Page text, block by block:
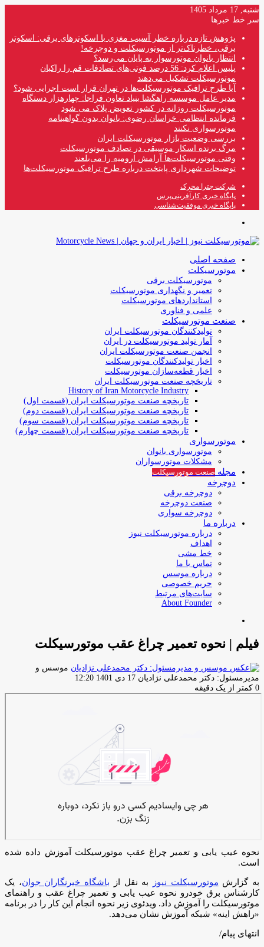
شنبه, 17 مرداد 1405
سر خط خبرها
پژوهش تازه درباره خطر آسیب مغزی با اسکوترهای برقی: اسکوتر
برقی، خطرناک‌تر از موتورسیکلت و دوچرخه!
انتظار بانوان موتورسوار به پایان می‌رسد؟
پلیس اعلام کرد: 56 درصد فوتی‌های تصادفات قم را راکبان
موتورسیکلت تشکیل می‌دهند
آیا طرح ترافیک موتورسیکلت‌ها در تهران قرار است اجرایی شود؟
مدیر عامل موسسه راهگشا بنیاد تعاون فراجا: چهارهزار دستگاه
موتورسیکلت روزانه در کشور تعویض پلاک می شود
فرمانده انتظامی خراسان رضوی: بانوان بدون گواهینامه
موتورسواری نکنند
بررسی وضعیت بازار موتورسیکلت ایران
مرگ برنده اسکار موسیقی در تصادف موتورسیکلت
وقتی موتورسیکلت‌ها آرامش ارومیه را می‌بلعند
توضیحات شهرداری پایتخت درباره طرح ترافیک موتورسیکلت‌ها
شرکت چترا محرک
پایگاه خبری کارآفرینی‌پرس
پایگاه خبری موفقیت‌شناسی
صفحه اصلی
موتورسیکلت
موتورسیکلت برقی
تعمیر و نگهداری موتورسیکلت
استانداردهای موتورسیکلت
علمی و فناوری
صنعت موتورسیکلت
تولیدکنندگان موتورسیکلت ایران
آمار تولید موتورسیکلت در ایران
انجمن صنعت موتورسیکلت ایران
اخبار تولیدکنندگان موتورسیکلت
اخبار قطعه‌سازان موتورسیکلت
تاریخچه صنعت موتورسیکلت ایران
History of Iran Motorcycle Industry
تاریخچه صنعت موتورسیکلت ایران (قسمت اول)
تاریخچه صنعت موتورسیکلت ایران (قسمت دوم)
تاریخچه صنعت موتورسیکلت ایران (قسمت سوم)
تاریخچه صنعت موتورسیکلت ایران (قسمت چهارم)
موتورسواری
موتورسواری بانوان
مشکلات موتورسواران
مجله صنعت موتورسیکلت
دوچرخه
دوچرخه برقی
صنعت دوچرخه
دوچرخه سواری
درباره ما
درباره موتورسیکلت نیوز
اهداف
خط مشی
تماس با ما
درباره موسس
حریم خصوصی
سایت‌های مرتبط
About Founder
فیلم | نحوه تعمیر چراغ عقب موتورسیکلت
موسس و
مدیرمسئول: دکتر محمدعلی نژادیان ارسال
17 دی 1401 12:20
0 کمتر از یک دقیقه
نحوه عیب یابی و تعمیر چراغ عقب موتورسیکلت آموزش داده شده
است.
به گزارش موتورسیکلت نیوز به نقل از باشگاه خبرنگاران جوان، یک
کارشناس برق خودرو نحوه عیب یابی و تعمیر چراغ عقب و راهنمای
موتورسیکلت را آموزش داد. ویدئوی زیر نحوه انجام این کار را در برنامه
«راهش اینه» شبکه آموزش نشان می‌دهد.
انتهای پیام/